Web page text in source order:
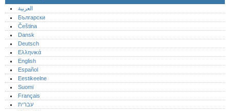
العربية
Български
Čeština
Dansk
Deutsch
Ελληνικά
English
Español
Eestikeelne
Suomi
Français
עברית